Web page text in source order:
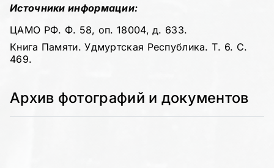
Источники информации:
ЦАМО РФ. Ф. 58, оп. 18004, д. 633.
Книга Памяти. Удмуртская Республика. Т. 6. С.
469.
Архив фотографий и документов